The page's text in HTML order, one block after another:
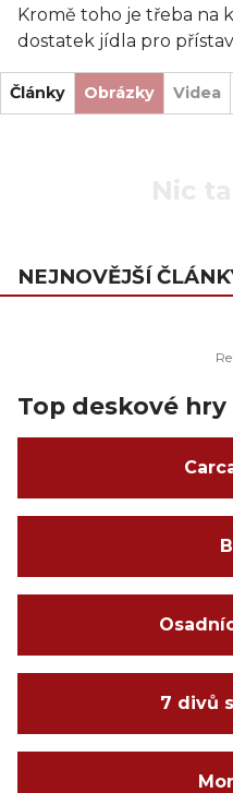
Kromě toho je třeba na
dostatek jídla pro
který nashromáždí
bez nadsázky
Agricola. Má výrazně
Články Obrázky Videa
NEJNOVĚJŠÍ
Top deskové hry
7 divů